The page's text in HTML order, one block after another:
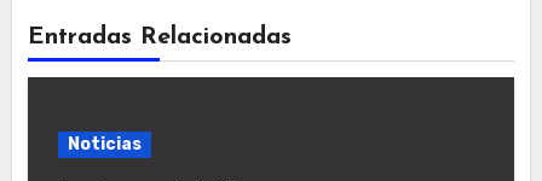
Entradas Relacionadas
Noticias